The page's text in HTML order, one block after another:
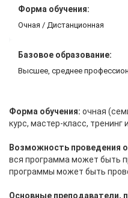
Форма обучения:
Очная / Дистанционная
Базовое образование:
Высшее, среднее
Форма обучения: очная
курс, мастер-класс, тренинг
Возможность проведения
вся программа может быть
программы может быть
Основные преподаватели,